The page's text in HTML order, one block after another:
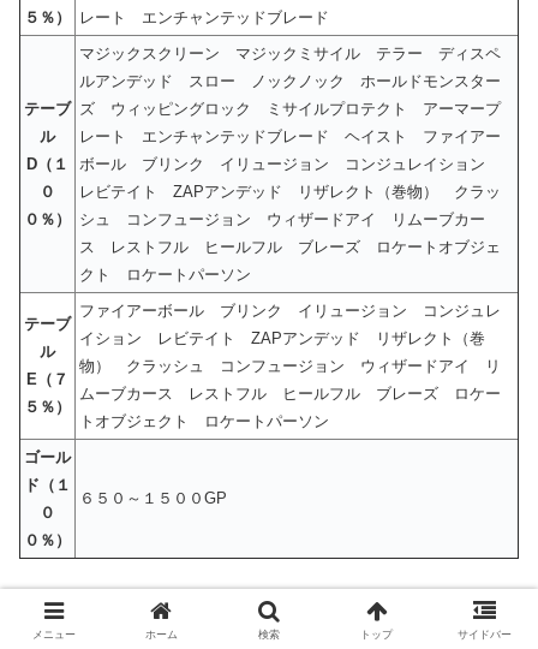
５％）
レート エンチャンテッドブレード
テーブ
ル
D（１
０
０％）
マジックスクリーン マジックミサイル テラー ディスペ
ルアンデッド スロー ノックノック ホールドモンスター
ズ ウィッピングロック ミサイルプロテクト アーマープ
レート エンチャンテッドブレード ヘイスト ファイアー
ボール ブリンク イリュージョン コンジュレイション
レビテイト ZAPアンデッド リザレクト（巻物） クラッ
シュ コンフュージョン ウィザードアイ リムーブカー
ス レストフル ヒールフル ブレーズ ロケートオブジェ
クト ロケートパーソン
テーブ
ル
E（７
５％）
ファイアーボール ブリンク イリュージョン コンジュレ
イション レビテイト ZAPアンデッド リザレクト（巻
物） クラッシュ コンフュージョン ウィザードアイ リ
ムーブカース レストフル ヒールフル ブレーズ ロケー
トオブジェクト ロケートパーソン
ゴール
ド（１
０
０％）
６５０～１５００GP
★★★
メニュー ホーム 検索 トップ サイドバー